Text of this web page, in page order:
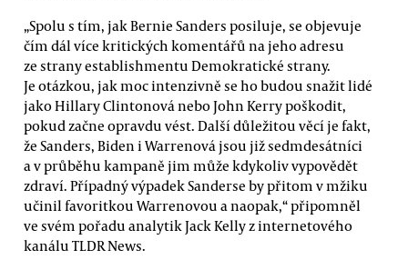
„Spolu s tím, jak Bernie Sanders posiluje, se objevuje
čím dál více kritických komentářů na jeho adresu
ze strany establishmentu Demokratické strany.
Je otázkou, jak moc intenzivně se ho budou snažit lidé
jako Hillary Clintonová nebo John Kerry poškodit,
pokud začne opravdu vést. Další důležitou věcí je fakt,
že Sanders, Biden i Warrenová jsou již sedmdesátníci
a v průběhu kampaně jim může kdykoliv vypovědět
zdraví. Případný výpadek Sanderse by přitom v mžiku
učinil favoritkou Warrenovou a naopak,“ připomněl
ve svém pořadu analytik Jack Kelly z internetového
kanálu TLDR News.